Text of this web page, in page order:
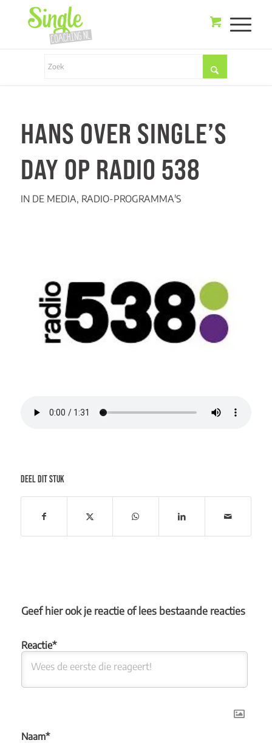
HANS OVER SINGLE’S
DAY OP RADIO 538
IN DE MEDIA, RADIO-PROGRAMMA'S
DEEL DIT STUK
Geef hier ook je reactie of lees bestaande reacties
Naam*